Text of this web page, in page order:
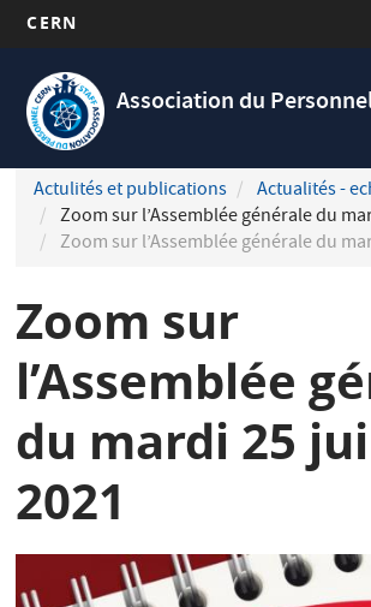
contenu
principal
CERN
Association du
Navigation
principale
Actulités et publications
Actualités -
Zoom sur l’Assemblée générale du
Zoom sur l’Assemblée générale du
Zoom sur
l’Assemblée
du mardi 25
2021